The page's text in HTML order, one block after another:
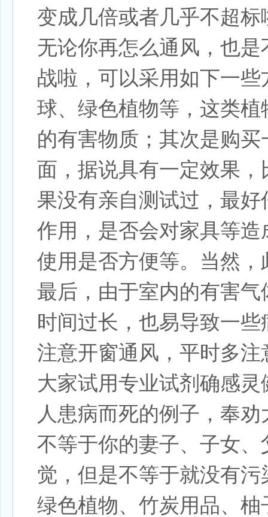
变成几倍或者几乎不超
无论你再怎么通风，也
战啦，可以采用如下一
球、绿色植物等，这类
的有害物质；其次是购
面，据说具有一定效果
果没有亲自测试过，最
作用，是否会对家具等
使用是否方便等。当然
最后，由于室内的有害
时间过长，也易导致一
注意开窗通风，平时多
大家试用专业试剂确感
人患病而死的例子，奉
不等于你的妻子、子女
觉，但是不等于就没有
绿色植物、竹炭用品、柚